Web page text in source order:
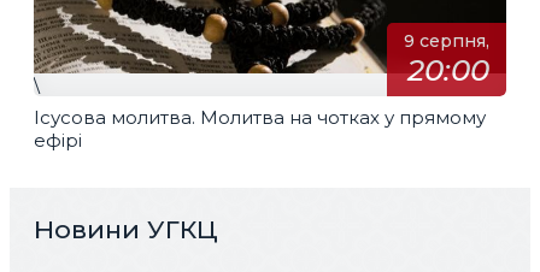
9 серпня,
20:00
\
Ісусова молитва. Молитва на чотках у прямому
ефірі
Новини УГКЦ